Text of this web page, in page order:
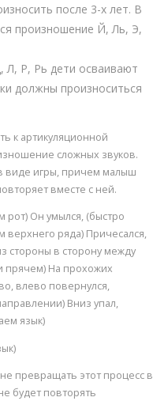
после 3-х лет. В
произношение Й, Ль, Э,
Р, Рь дети осваивают
должны произноситься
к артикуляционной
сложных звуков.
виде игры, причем малыш
вместе с ней.
рот) Он умылся, (быстро
верхнего ряда) Причесался,
стороны в сторону между
прячем) На прохожих
влево повернулся,
Вниз упал,
язык)
превращать этот процесс в
будет повторять